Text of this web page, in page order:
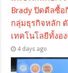
Brady ปิดดีลซื้อ
กลุ่มธุรกิจหลัก
เทคโนโลยีทั้งอ
4 days ago